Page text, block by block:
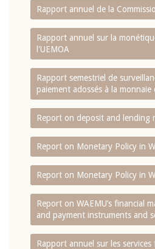
Rapport annuel de la
Rapport annuel sur la
l'UEMOA
Rapport semestriel de
paiement adossés à la monnaie
Report on deposit and lending
Report on Monetary Policy in
Report on Monetary Policy in
Report on WAEMU’s financial
and payment instruments and
Rapport annuel sur les services